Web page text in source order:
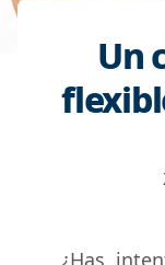
Un
¿Has